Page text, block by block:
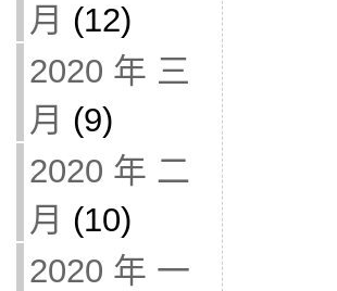
月 (12)
2020 年 三
月 (9)
2020 年 二
月 (10)
2020 年 一